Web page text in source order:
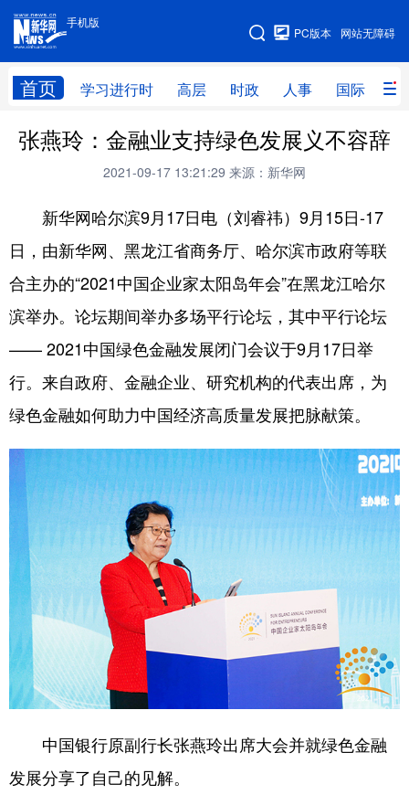
手机版
网站无障碍
PC版本
首页 学习进行时 高层 时政 人事 国际 财
手机版
网站地图
学习进行时 高层 时政 人事
财经 网评
台湾 思客智库 全球连线 教育
科技 科创 量子 体育
文化 书画 健康 军事
访谈 视频 图片 政务
食品 人居 信息化 数字经济
学术中国 乡村振兴 银龄 溯源中国
城市 旅游 能源 会展
彩票 娱乐 时尚 悦读
公益 一带一路 亚太网 上市公司
文化产业
地方频道
北京 天津 河北 山西
辽宁 吉林 上海 江苏
浙江 安徽
张燕玲：金融业支持绿色发展义不容辞
2021-09-17 13:21:29 来源：新华网
新华网哈尔滨9月17日电（刘睿祎）9月15日-17
日，由新华网、黑龙江省商务厅、哈尔滨市政府等联
合主办的“2021中国企业家太阳岛年会”在黑龙江哈尔
滨举办。论坛期间举办多场平行论坛，其中平行论坛
—— 2021中国绿色金融发展闭门会议于9月17日举
行。来自政府、金融企业、研究机构的代表出席，为
绿色金融如何助力中国经济高质量发展把脉献策。
中国银行原副行长张燕玲出席大会并就绿色金融
发展分享了自己的见解。